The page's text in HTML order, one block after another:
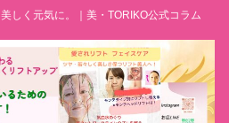
しく元気に。｜美・TORIKO公式コラム